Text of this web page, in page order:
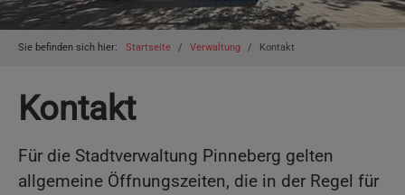
You are here:
Sie befinden sich hier: Startseite Verwaltung Kontakt
Kontakt
Für die Stadtverwaltung Pinneberg gelten
allgemeine Öffnungszeiten, die in der Regel für